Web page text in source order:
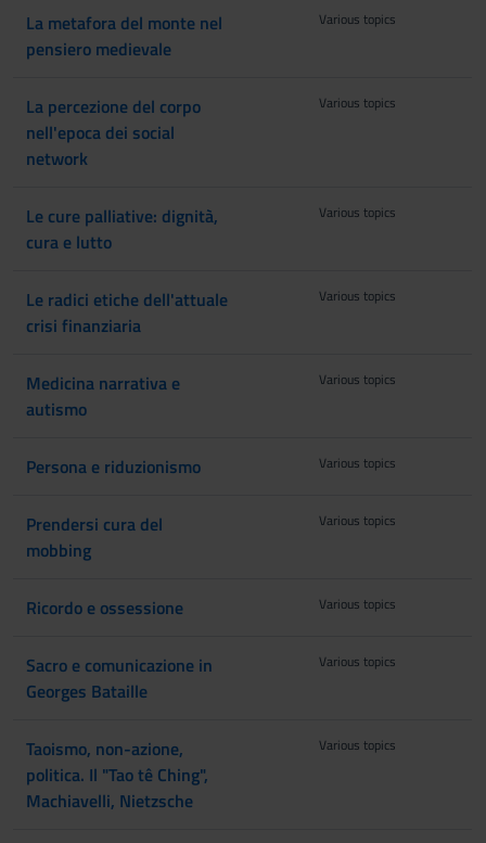
La metafora del monte nel
pensiero medievale
Various topics
La percezione del corpo
nell'epoca dei social
network
Various topics
Le cure palliative: dignità,
cura e lutto
Various topics
Le radici etiche dell'attuale
crisi finanziaria
Various topics
Medicina narrativa e
autismo
Various topics
Persona e riduzionismo Various topics
Prendersi cura del
mobbing
Various topics
Ricordo e ossessione Various topics
Sacro e comunicazione in
Georges Bataille
Various topics
Taoismo, non-azione,
politica. Il "Tao tê Ching",
Machiavelli, Nietzsche
Various topics